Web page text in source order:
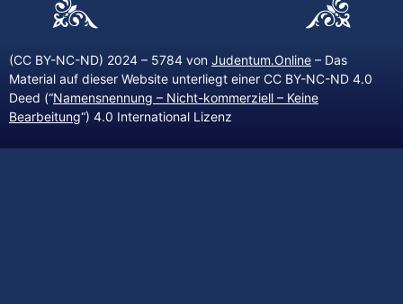
(CC BY-NC-ND) 2024 – 5784 von Judentum.Online – Das
Material auf dieser Website unterliegt einer CC BY-NC-ND 4.0
Deed (“Namensnennung – Nicht-kommerziell – Keine
Bearbeitung“) 4.0 International Lizenz